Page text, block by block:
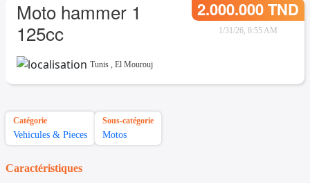
Moto hammer 1
125cc
2.000.000 TND
1/31/26, 8:55 AM
Tunis , El Mourouj
Catégorie
Vehicules & Pieces
Sous-catégorie
Motos
Caractéristiques